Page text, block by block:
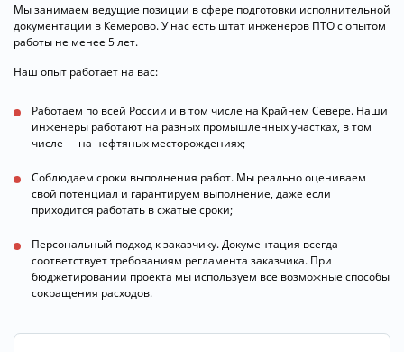
Мы занимаем ведущие позиции в сфере подготовки исполнительной
документации в Кемерово. У нас есть штат инженеров ПТО с опытом
работы не менее 5 лет.
Наш опыт работает на вас:
Работаем по всей России и в том числе на Крайнем Севере. Наши
инженеры работают на разных промышленных участках, в том
числе — на нефтяных месторождениях;
Соблюдаем сроки выполнения работ. Мы реально оцениваем
свой потенциал и гарантируем выполнение, даже если
приходится работать в сжатые сроки;
Персональный подход к заказчику. Документация всегда
соответствует требованиям регламента заказчика. При
бюджетировании проекта мы используем все возможные способы
сокращения расходов.